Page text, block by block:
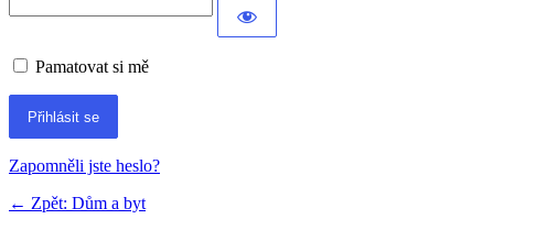
Pamatovat si mě
Alternative:
Zapomněli jste heslo?
← Zpět: Dům a byt